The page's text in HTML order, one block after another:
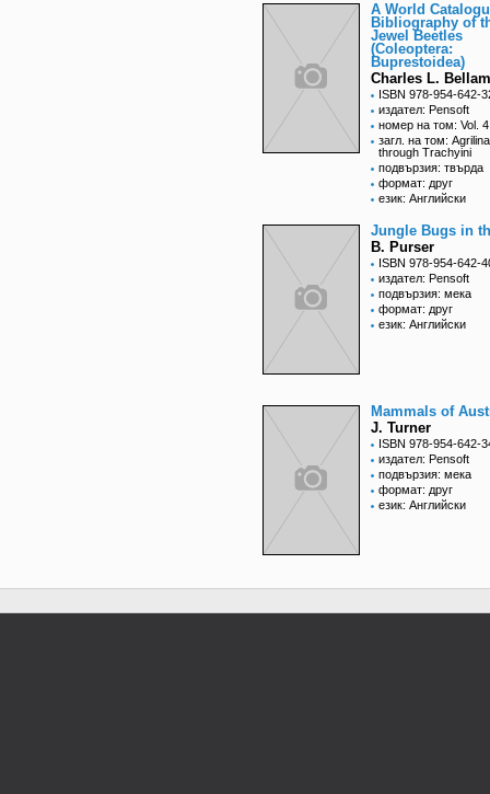
A World
Bibliography of
Jewel Beetles
(Coleoptera:
Buprestoidea)
Charles L.
ISBN 978-954-642-
издател: Pensoft
номер на том: Vol. 4
загл. на том:
through Trachyini
подвързия: твърда
формат: друг
език: Английски
Jungle Bugs in
B. Purser
ISBN 978-954-642-
издател: Pensoft
подвързия: мека
формат: друг
език: Английски
Mammals of
J. Turner
ISBN 978-954-642-
издател: Pensoft
подвързия: мека
формат: друг
език: Английски